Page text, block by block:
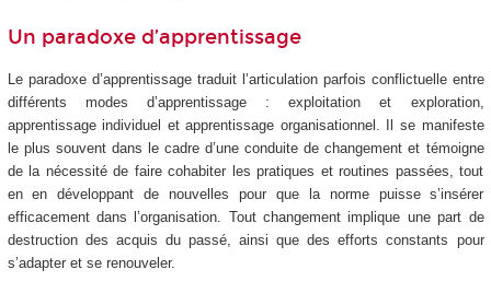
Un paradoxe d’apprentissage
Le paradoxe d’apprentissage traduit l’articulation parfois conflictuelle entre
différents modes d’apprentissage : exploitation et exploration,
apprentissage individuel et apprentissage organisationnel. Il se manifeste
le plus souvent dans le cadre d’une conduite de changement et témoigne
de la nécessité de faire cohabiter les pratiques et routines passées, tout
en en développant de nouvelles pour que la norme puisse s’insérer
efficacement dans l’organisation. Tout changement implique une part de
destruction des acquis du passé, ainsi que des efforts constants pour
s’adapter et se renouveler.